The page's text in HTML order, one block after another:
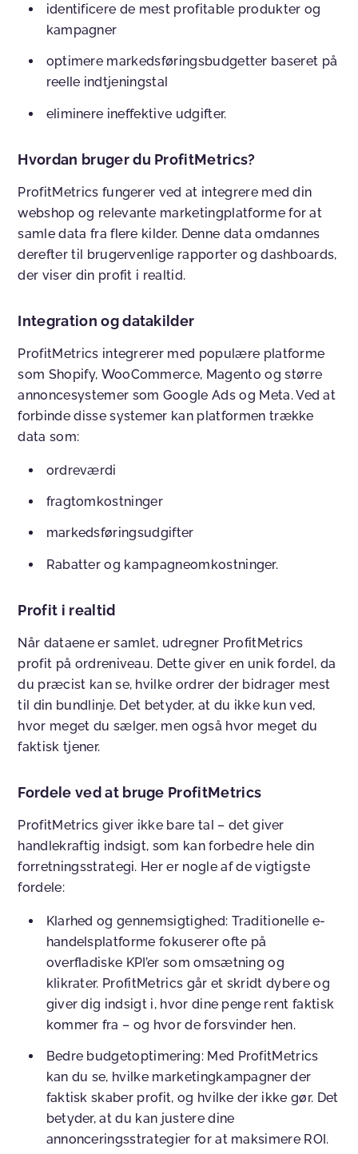
identificere de mest profitable produkter og
kampagner
optimere markedsføringsbudgetter baseret på
reelle indtjeningstal
eliminere ineffektive udgifter.
Hvordan bruger du ProfitMetrics?
ProfitMetrics fungerer ved at integrere med din
webshop og relevante marketingplatforme for at
samle data fra flere kilder. Denne data omdannes
derefter til brugervenlige rapporter og dashboards,
der viser din profit i realtid.
Integration og datakilder
ProfitMetrics integrerer med populære platforme
som Shopify, WooCommerce, Magento og større
annoncesystemer som Google Ads og Meta. Ved at
forbinde disse systemer kan platformen trække
data som:
ordreværdi
fragtomkostninger
markedsføringsudgifter
Rabatter og kampagneomkostninger.
Profit i realtid
Når dataene er samlet, udregner ProfitMetrics
profit på ordreniveau. Dette giver en unik fordel, da
du præcist kan se, hvilke ordrer der bidrager mest
til din bundlinje. Det betyder, at du ikke kun ved,
hvor meget du sælger, men også hvor meget du
faktisk tjener.
Fordele ved at bruge ProfitMetrics
ProfitMetrics giver ikke bare tal – det giver
handlekraftig indsigt, som kan forbedre hele din
forretningsstrategi. Her er nogle af de vigtigste
fordele:
Klarhed og gennemsigtighed: Traditionelle e-
handelsplatforme fokuserer ofte på
overfladiske KPI’er som omsætning og
klikrater. ProfitMetrics går et skridt dybere og
giver dig indsigt i, hvor dine penge rent faktisk
kommer fra – og hvor de forsvinder hen.
Bedre budgetoptimering: Med ProfitMetrics
kan du se, hvilke marketingkampagner der
faktisk skaber profit, og hvilke der ikke gør. Det
betyder, at du kan justere dine
annonceringsstrategier for at maksimere ROI.